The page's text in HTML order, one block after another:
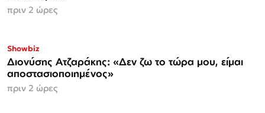
πριν 2 ώρες
Showbiz
Διονύσης Ατζαράκης: «Δεν ζω το τώρα μου, είμαι
αποστασιοποιημένος»
πριν 2 ώρες